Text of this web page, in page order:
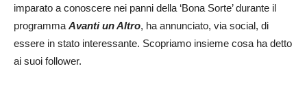
imparato a conoscere nei panni della ‘Bona Sorte’ durante il
programma Avanti un Altro, ha annunciato, via social, di
essere in stato interessante. Scopriamo insieme cosa ha detto
ai suoi follower.